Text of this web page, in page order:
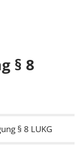
§ 8
§ 8 LUKG